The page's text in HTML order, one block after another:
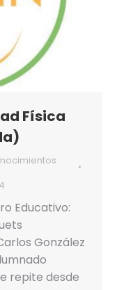
Física
Educativo:
González
repite desde